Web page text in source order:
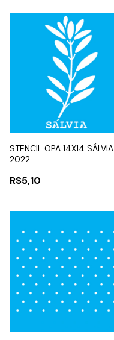
STENCIL OPA 14X14 SÁLVIA
2022
R$5,10